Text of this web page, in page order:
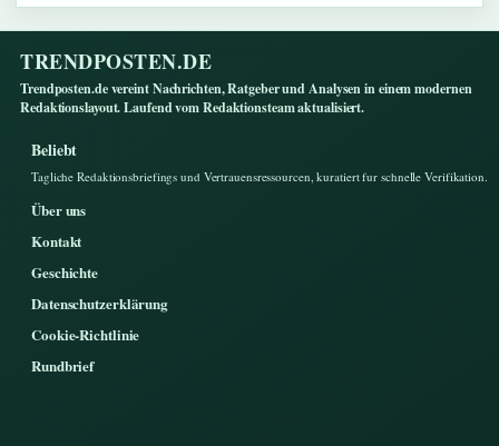
TRENDPOSTEN.DE
Trendposten.de vereint Nachrichten, Ratgeber und Analysen in einem modernen
Redaktionslayout. Laufend vom Redaktionsteam aktualisiert.
Beliebt
Tagliche Redaktionsbriefings und Vertrauensressourcen, kuratiert fur schnelle Verifikation.
Über uns
Kontakt
Geschichte
Datenschutzerklärung
Cookie-Richtlinie
Rundbrief